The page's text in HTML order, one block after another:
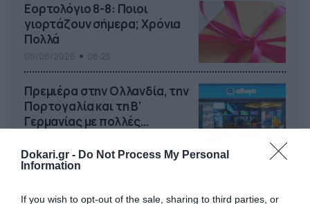
Dokari.gr - Do Not Process My Personal
Information
If you wish to opt-out of the sale, sharing to third parties, or
Εορτολόγιο 8-8: Ποιοι
γιορτάζουν σήμερα; Χρόνια
Πολλά
Πρεμιέρα στην Ολλανδία, την
Πορτογαλία και τη Β’
Γερμανίας με πολλές
το ΠΑΜΕ ΣΤΟΙΧΗΜΑ